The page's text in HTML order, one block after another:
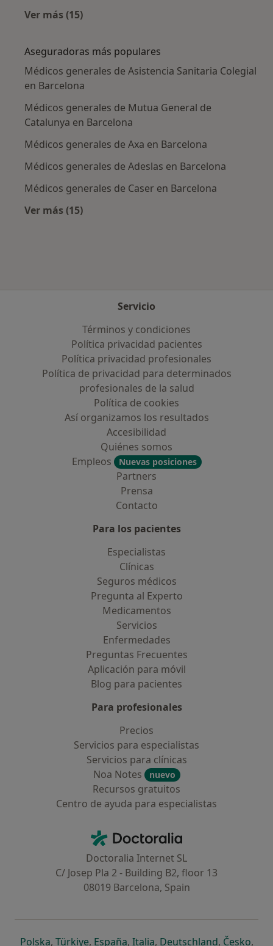
Ver más (15)
Aseguradoras más populares
Médicos generales de Asistencia Sanitaria Colegial
en Barcelona
Médicos generales de Mutua General de
Catalunya en Barcelona
Médicos generales de Axa en Barcelona
Médicos generales de Adeslas en Barcelona
Médicos generales de Caser en Barcelona
Ver más (15)
Servicio
Términos y condiciones
Política privacidad pacientes
Política privacidad profesionales
Política de privacidad para determinados
profesionales de la salud
Política de cookies
Así organizamos los resultados
Accesibilidad
Quiénes somos
Empleos
Nuevas posiciones
Partners
Prensa
Contacto
Para los pacientes
Especialistas
Clínicas
Seguros médicos
Pregunta al Experto
Medicamentos
Servicios
Enfermedades
Preguntas Frecuentes
Aplicación para móvil
Blog para pacientes
Para profesionales
Precios
Servicios para especialistas
Servicios para clínicas
Noa Notes
nuevo
Recursos gratuitos
Centro de ayuda para especialistas
Doctoralia - Página de inicio
Doctoralia Internet SL
C/ Josep Pla 2 - Building B2, floor 13
08019 Barcelona, Spain
Polskase abre en una nueva pestaña
, Türkiyese abre en una nueva pestaña
, Españase abre en una nueva pestaña
, Italiase abre en una nueva
, Deutschlandse abre en
, Českose
,